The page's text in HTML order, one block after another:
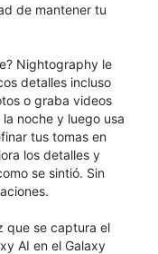
de mantener tu
Nightography le
detalles incluso
o graba videos
noche y luego usa
tus tomas en
los detalles y
se sintió. Sin
que se captura el
AI en el Galaxy